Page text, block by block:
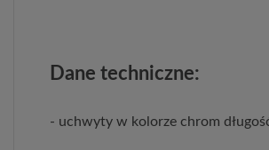
Dane techniczne:
- uchwyty w kolorze chrom